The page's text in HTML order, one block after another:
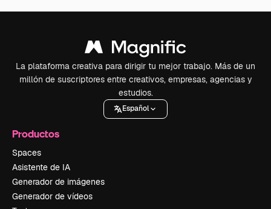
La plataforma creativa para dirigir tu mejor trabajo. Más de un
millón de suscriptores entre creativos, empresas, agencias y
estudios.
Español
Productos
Spaces
Asistente de IA
Generador de imágenes
Generador de vídeos